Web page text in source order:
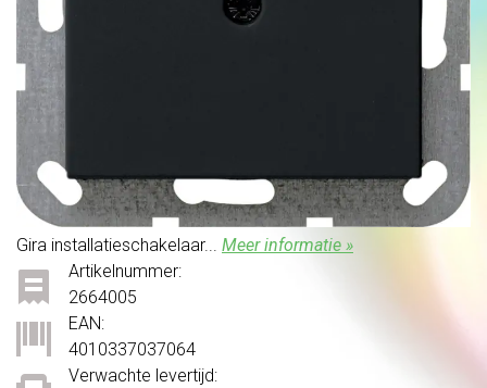
Gira installatieschakelaar... Meer informatie »
Verwachte levertijd:
Artikelnummer:
2664005
EAN:
4010337037064